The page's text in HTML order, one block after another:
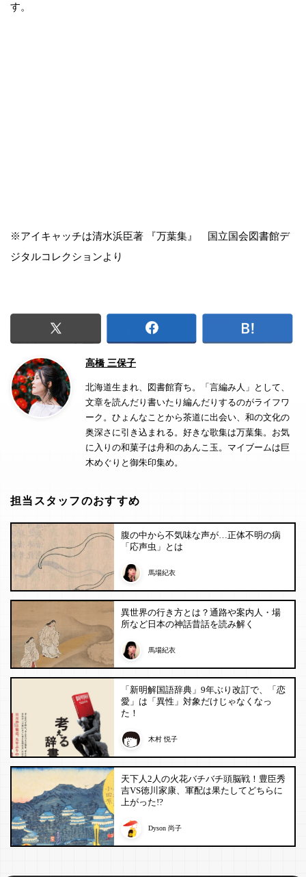
す。
※アイキャッチは清水浜臣著 『万葉集』 国立国会図書館デ
ジタルコレクションより
高橋 三保子
北海道生まれ、図書館育ち。「言編み人」として、
文章を読んだり書いたり編んだりするのがライフワ
ーク。ひょんなことから茶道に出会い、和の文化の
奥深さに引き込まれる。好きな歌集は万葉集。お気
に入りの和菓子は舟和のあんこ玉。マイブームは巨
木めぐりと御朱印集め。
担当スタッフのおすすめ
腹の中から不気味な声が…正体不明の病
「応声虫」とは
馬場紀衣
異世界の行き方とは？通路や案内人・場
所など日本の神話昔話を読み解く
馬場紀衣
「新明解国語辞典」9年ぶり改訂で、「恋
愛」は「異性」対象だけじゃなくなっ
た！
木村 悦子
天下人2人の火花バチバチ頭脳戦！豊臣秀
吉VS徳川家康、軍配は果たしてどちらに
上がった!?
Dyson 尚子